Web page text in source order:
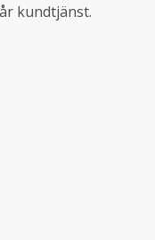
kundtjänst.